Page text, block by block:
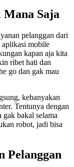
Mana Saja
pelanggan dari
aplikasi mobile
kapan aja kita
ribet hati dan
go dan gak mau
kebanyakan
Tentunya dengan
bakal selama
robot, jadi bisa
Pelanggan